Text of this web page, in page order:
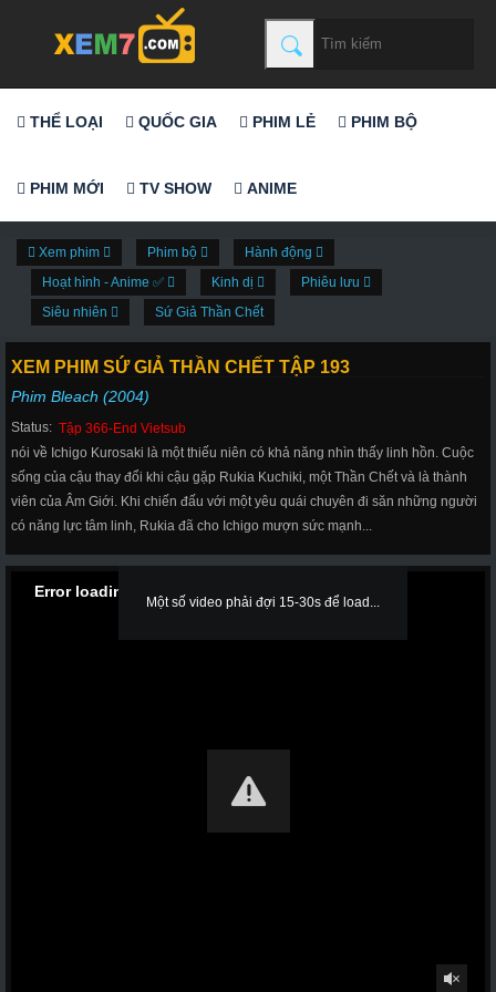
THỂ LOẠI QUỐC GIA PHIM LẺ PHIM BỘ
PHIM MỚI TV SHOW ANIME
Xem phim Phim bộ
Hành động
Hoạt hình - Anime ✅
Kinh dị
Phiêu lưu
Siêu nhiên
Sứ Giả Thần Chết
XEM PHIM SỨ GIẢ THẦN CHẾT TẬP 193
Phim Bleach (2004)
Status: Tập 366-End Vietsub
nói về Ichigo Kurosaki là một thiếu niên có khả năng nhìn thấy linh hồn. Cuộc
sống của cậu thay đổi khi cậu gặp Rukia Kuchiki, một Thần Chết và là thành
viên của Âm Giới. Khi chiến đấu với một yêu quái chuyên đi săn những người
có năng lực tâm linh, Rukia đã cho Ichigo mượn sức mạnh...
Một số video phải đợi 15-30s để load...
Error loading media: File could not be played